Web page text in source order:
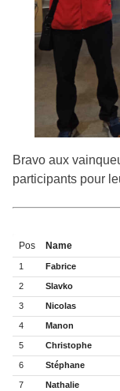
Bravo aux
participants pour
Pos Name
1 Fabrice
2 Slavko
3 Nicolas
4 Manon
5 Christophe
6 Stéphane
7 Nathalie